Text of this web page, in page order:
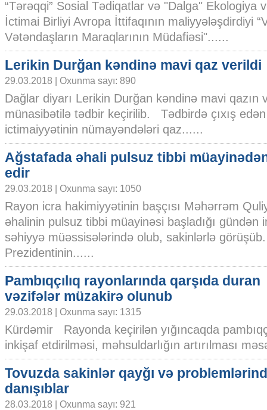
“Tərəqqi” Sosial Tədiqatlar və "Dalga" Ekologiya
İctimai Birliyi Avropa İttifaqının maliyyələşdirdiyi
Vətəndaşların Maraqlarının Müdafiəsi"......
Lerikin Durğan kəndinə mavi qaz verildi
29.03.2018 | Oxunma sayı: 890
Dağlar diyarı Lerikin Durğan kəndinə mavi qazın
münasibətilə tədbir keçirilib. Tədbirdə çıxış
ictimaiyyətinin nümayəndələri qaz......
Ağstafada əhali pulsuz tibbi müayinədən
edir
29.03.2018 | Oxunma sayı: 1050
Rayon icra hakimiyyətinin başçısı Məhərrəm
əhalinin pulsuz tibbi müayinəsi başladığı gündən
səhiyyə müəssisələrində olub, sakinlərlə
Prezidentinin......
Pambıqçılıq rayonlarında qarşıda duran
vəzifələr müzakirə olunub
29.03.2018 | Oxunma sayı: 1315
Kürdəmir Rayonda keçirilən yığıncaqda
inkişaf etdirilməsi, məhsuldarlığın artırılması
Tovuzda sakinlər qayğı və
danışıblar
28.03.2018 | Oxunma sayı: 921